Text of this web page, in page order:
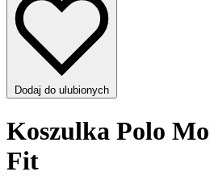
Dodaj do ulubionych
Koszulka Polo
Fit